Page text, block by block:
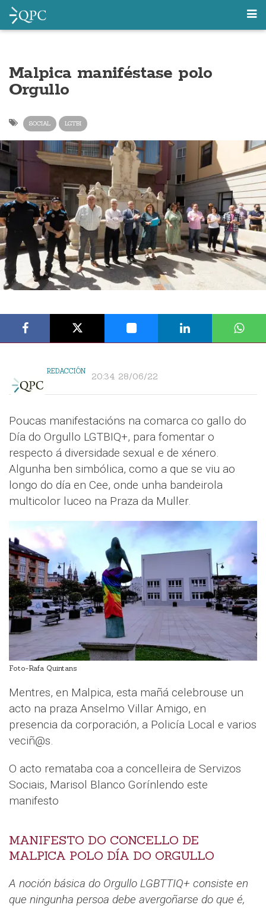
Malpica maniféstase polo
Orgullo
SOCIAL LGTBI
REDACCIÓN 20:34 28/06/22
Poucas manifestacións na comarca co gallo do
Día do Orgullo LGTBIQ+, para fomentar o
respecto á diversidade sexual e de xénero.
Algunha ben simbólica, como a que se viu ao
longo do día en Cee, onde unha bandeirola
multicolor luceo na Praza da Muller.
Foto-Rafa Quintans
Mentres, en Malpica, esta mañá celebrouse un
acto na praza Anselmo Villar Amigo, en
presencia da corporación, a Policía Local e varios
veciñ@s.
O acto remataba coa a concelleira de Servizos
Sociais, Marisol Blanco Gorínlendo este
manifesto
MANIFESTO DO CONCELLO DE
MALPICA POLO DÍA DO ORGULLO
A noción básica do Orgullo LGBTTIQ+ consiste en
que ningunha persoa debe avergoñarse do que é,